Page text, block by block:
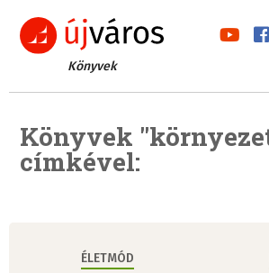
Könyvek
Könyvek
címkével:
ÉLETMÓD